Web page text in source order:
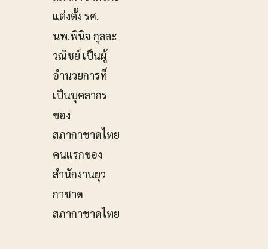
แต่งตั้ง รศ.
นพ.พินิจ กุลละ
วณิชย์ เป็นผู้
อำนวยการที่
เป็นบุคลากร
ของ
สภากาชาดไทย
คนแรกของ
สำนักงานยุว
กาชาด
สภากาชาดไทย